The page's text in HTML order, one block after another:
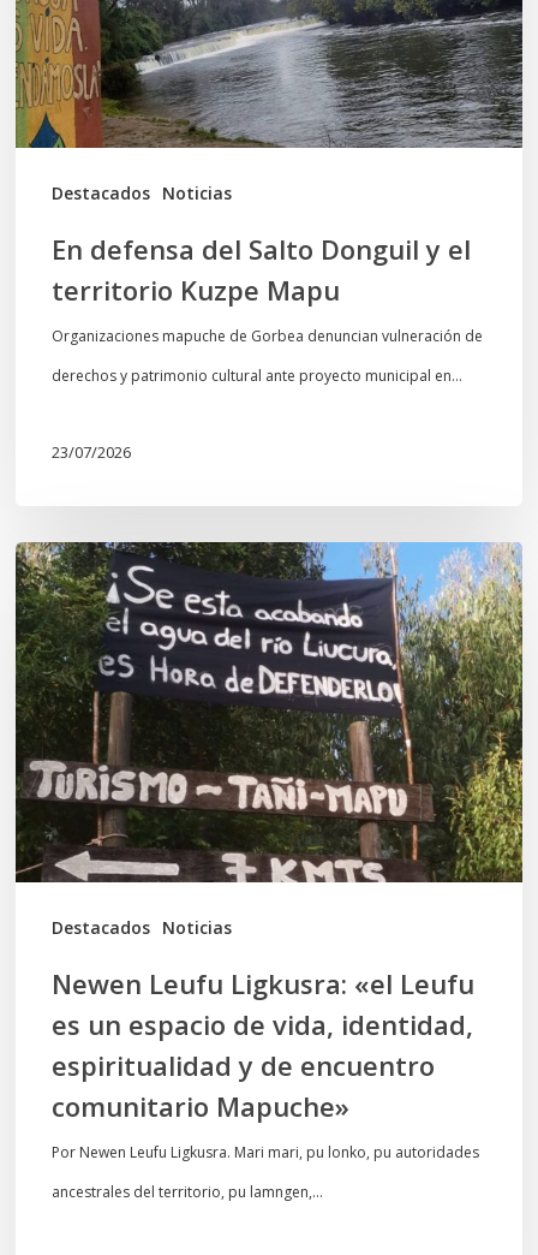
Destacados Noticias
y
el
territorio
Kuzpe
Mapu
En defensa del Salto Donguil y el
territorio Kuzpe Mapu
Organizaciones mapuche de Gorbea denuncian vulneración de
derechos y patrimonio cultural ante proyecto municipal en…
23/07/2026
Destacados Noticias
Newen
Leufu
Ligkusra:
«el
Leufu
es
un
espacio
de
vida,
espiritualidad
encuentro
comunitario
Mapuche»
Newen Leufu Ligkusra: «el Leufu
es un espacio de vida, identidad,
espiritualidad y de encuentro
comunitario Mapuche»
Por Newen Leufu Ligkusra. Mari mari, pu lonko, pu autoridades
ancestrales del territorio, pu lamngen,…